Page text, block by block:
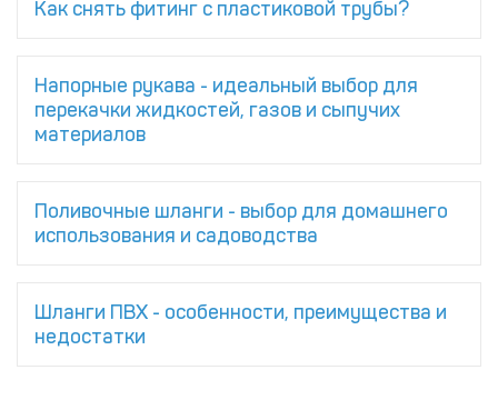
Как снять фитинг с пластиковой трубы?
Напорные рукава - идеальный выбор для
перекачки жидкостей, газов и сыпучих
материалов
Поливочные шланги - выбор для домашнего
использования и садоводства
Шланги ПВХ - особенности, преимущества и
недостатки